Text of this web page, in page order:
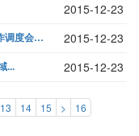
2015-12-23
“山东省海洋牧场生态系统构建试验”项目工作调度会在青岛召开... 2015-12-23
... 2015-12-23
13 14 15 > 16